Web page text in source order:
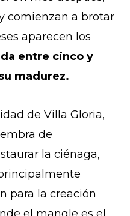
comienzan a brotar
aparecen los
entre cinco y
madurez.
de Villa Gloria,
de
la ciénaga,
para la creación